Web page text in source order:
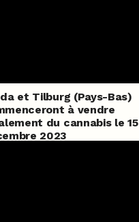
et Tilburg (Pays-Bas)
à vendre
du cannabis le 15
2023